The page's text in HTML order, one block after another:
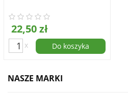
22,50 zł
x Do koszyka
NASZE MARKI